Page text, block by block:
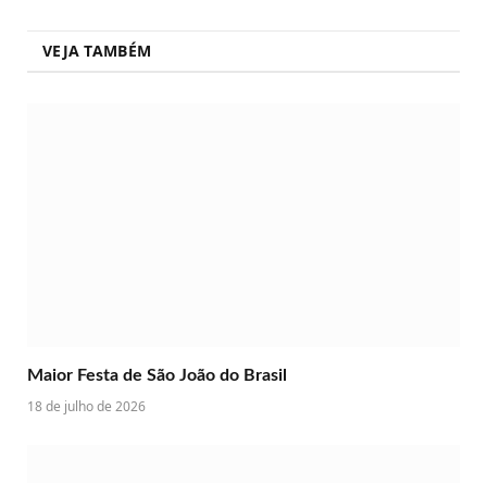
VEJA TAMBÉM
Maior Festa de São João do Brasil
18 de julho de 2026